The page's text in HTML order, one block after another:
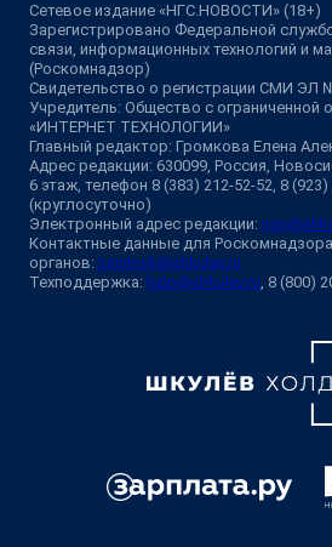
Сетевое издание «НГС.НОВОСТИ» (18+)
Зарегистрировано Федеральной
связи, информационных технологий и
(Роскомнадзор)
Свидетельство о регистрации СМИ ЭЛ
Учредитель: Общество с ограниченной
«ИНТЕРНЕТ ТЕХНОЛОГИИ»
Главный редактор: Громкова Елена
Адрес редакции: 630099, Россия,
6 этаж, телефон 8 (383) 212-52-52, 8 (923)
(круглосуточно)
Электронный адрес редакции:
Контактные данные для
органов: juristnsk@shkulev.ru
Техподдержка: help@shkulev.ru, 8 (800)